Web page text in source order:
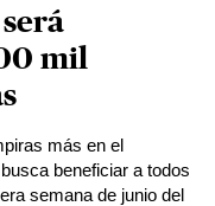
mil
más en el
beneficiar a todos
semana de junio del